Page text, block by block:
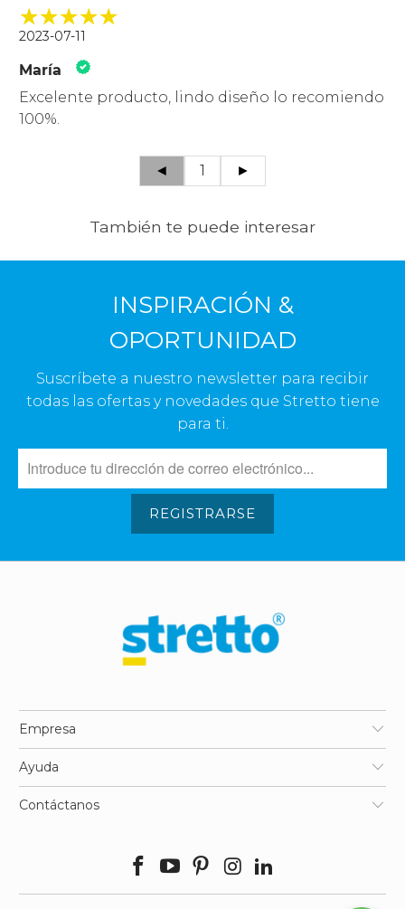
2023-07-11
María
Excelente producto, lindo diseño lo recomiendo
100%.
◄ 1 ►
También te puede interesar
INSPIRACIÓN &
OPORTUNIDAD
Suscríbete a nuestro newsletter para recibir
todas las ofertas y novedades que Stretto tiene
para ti.
REGISTRARSE
Empresa
Ayuda
Contáctanos